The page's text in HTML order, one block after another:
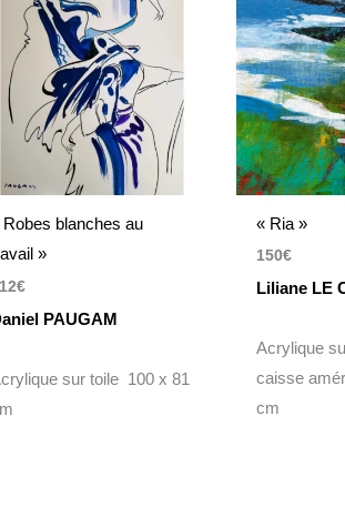
Robes blanches au
»
€
PAUGAM
sur toile 100 x 81
« Ria »
150€
Liliane LE
Acrylique
caisse
cm